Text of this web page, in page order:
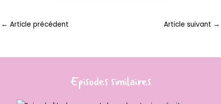
← Article précédent Article suivant →
Episodes similaires